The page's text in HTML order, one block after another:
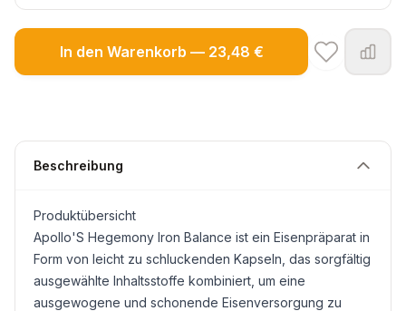
In den Warenkorb — 23,48 €
Beschreibung
Produktübersicht
Apollo'S Hegemony Iron Balance ist ein Eisenpräparat in
Form von leicht zu schluckenden Kapseln, das sorgfältig
ausgewählte Inhaltsstoffe kombiniert, um eine
ausgewogene und schonende Eisenversorgung zu